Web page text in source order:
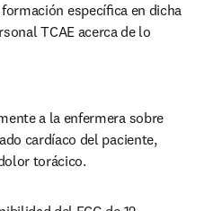
especíﬁca en dicha
TCAE acerca de lo
a la enfermera sobre
cardíaco del paciente,
torácico.